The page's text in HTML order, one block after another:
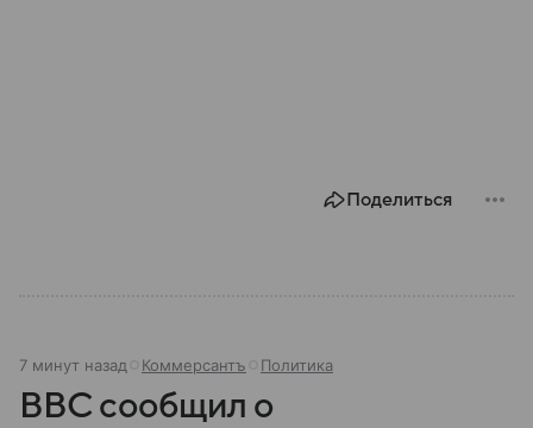
Поделиться
7 минут назад Коммерсантъ Политика
BBC сообщил о